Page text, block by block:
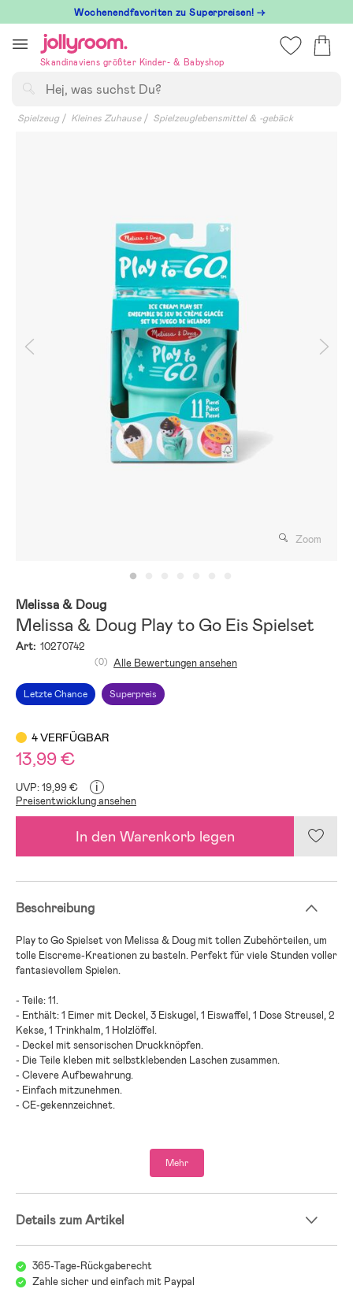
till
innehållet
Wochenendfavoriten zu Superpreisen! →
Skandinaviens größter Kinder- & Babyshop
Spielzeug Kleines Zuhause Spielzeuglebensmittel & -gebäck
Zoom
Melissa & Doug
Melissa & Doug Play to Go Eis Spielset
Art: 10270742
Letzte Chance Superpreis
(0) Alle Bewertungen ansehen
4 VERFÜGBAR
13,99 €
UVP: 19,99 € i
Preisentwicklung ansehen
In den Warenkorb legen
Beschreibung
Play to Go Spielset von Melissa & Doug mit tollen Zubehörteilen, um
tolle Eiscreme-Kreationen zu basteln. Perfekt für viele Stunden voller
fantasievollem Spielen.
- Teile: 11.
- Enthält: 1 Eimer mit Deckel, 3 Eiskugel, 1 Eiswaffel, 1 Dose Streusel, 2
Kekse, 1 Trinkhalm, 1 Holzlöffel.
- Deckel mit sensorischen Druckknöpfen.
- Die Teile kleben mit selbstklebenden Laschen zusammen.
- Clevere Aufbewahrung.
- Einfach mitzunehmen.
- CE-gekennzeichnet.
- Kunststoff, Holz, Sperrholz, Stoff.
;
Mehr
Details zum Artikel
365-Tage-Rückgaberecht
Zahle sicher und einfach mit Paypal